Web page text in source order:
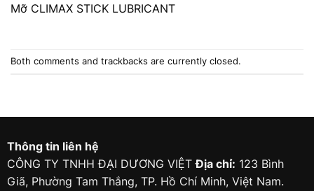
Mỡ CLIMAX STICK LUBRICANT
Both comments and trackbacks are currently closed.
Thông tin liên hệ
CÔNG TY TNHH ĐẠI DƯƠNG VIỆTĐịa chỉ: 123 Bình
Giã, Phường Tam Thắng, TP. Hồ Chí Minh, Việt Nam.